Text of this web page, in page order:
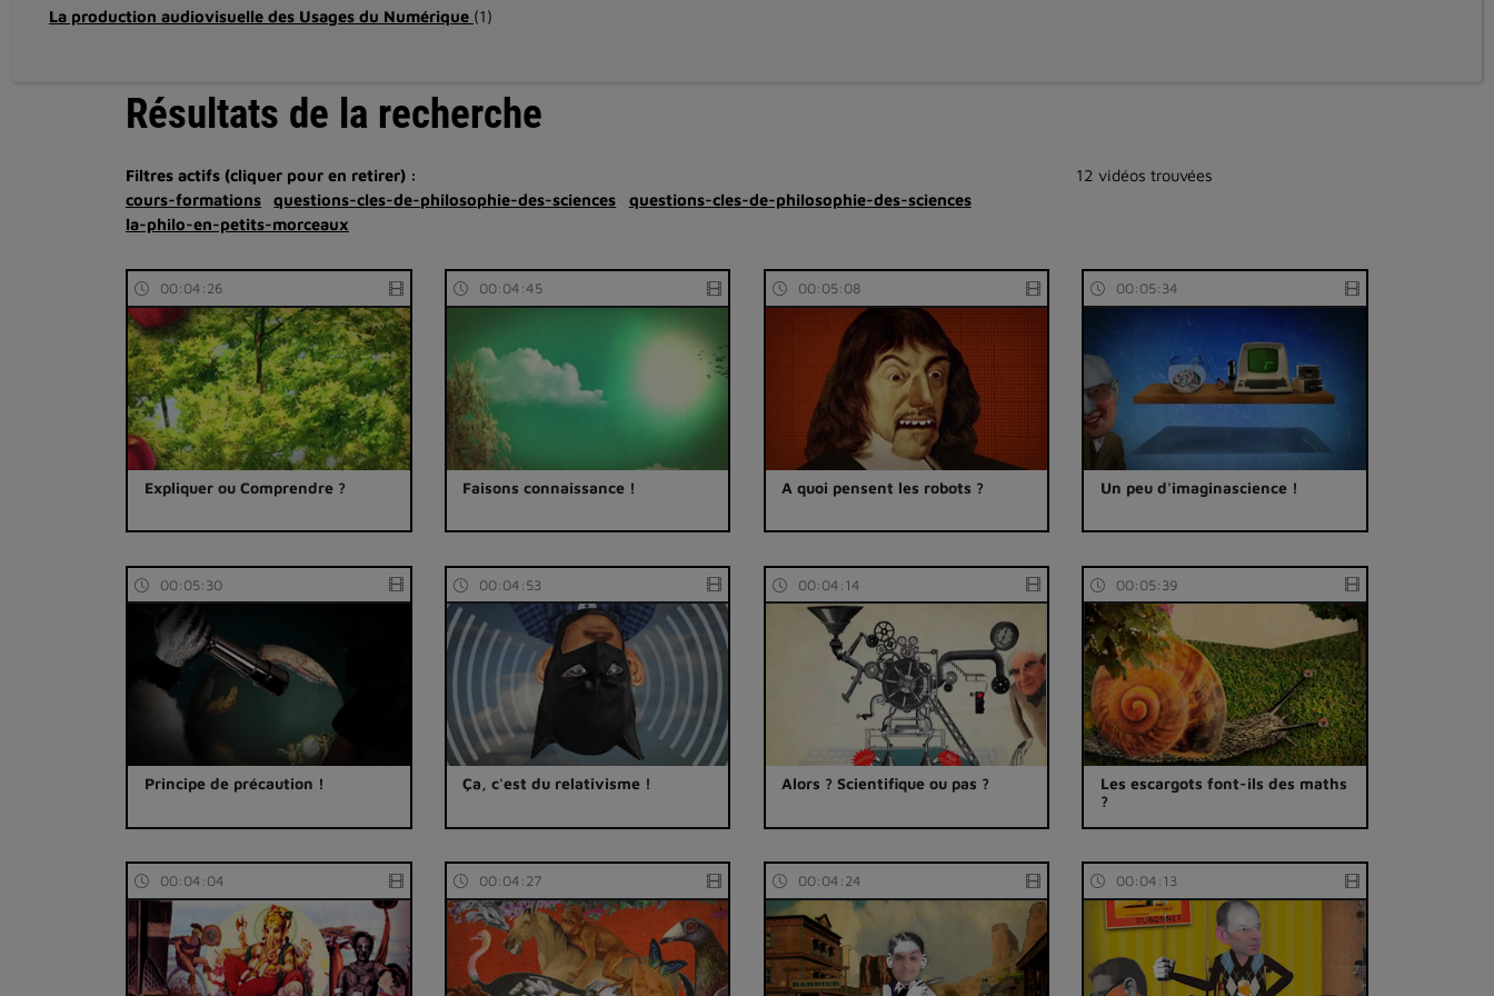
La production audiovisuelle des Usages du Numérique (1)
Résultats de la recherche
Filtres actifs (cliquer pour en retirer) :
cours-formations
questions-cles-de-philosophie-des-sciences
questions-cles-de-philosophie-des-sciences
la-philo-en-petits-morceaux
12 vidéos trouvées
00:04:26
Expliquer ou Comprendre ?
00:04:45
Faisons connaissance !
00:05:08
A quoi pensent les robots ?
00:05:34
Un peu d'imaginascience !
00:05:30
Principe de précaution !
00:04:53
Ça, c'est du relativisme !
00:04:14
Alors ? Scientifique ou pas ?
00:05:39
Les escargots font-ils des maths
?
00:04:04 00:04:27 00:04:24 00:04:13